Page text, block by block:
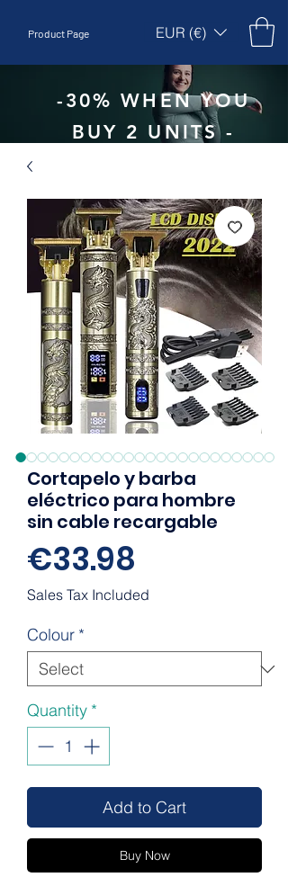
Product Page EUR (€)
-30% WHEN YOU
BUY 2 UNITS -
Cortapelo y barba
eléctrico para hombre
sin cable recargable
€33.98
Sales Tax Included
Colour *
Quantity *
Add to Cart
Buy Now